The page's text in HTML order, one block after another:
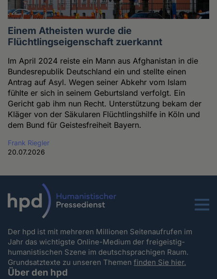
Einem Atheisten wurde die
Flüchtlingseigenschaft zuerkannt
Im April 2024 reiste ein Mann aus Afghanistan in die
Bundesrepublik Deutschland ein und stellte einen
Antrag auf Asyl. Wegen seiner Abkehr vom Islam
fühlte er sich in seinem Geburtsland verfolgt. Ein
Gericht gab ihm nun Recht. Unterstützung bekam der
Kläger von der Säkularen Flüchtlingshilfe in Köln und
dem Bund für Geistesfreiheit Bayern.
Frank Riegler
20.07.2026
Menu
Der hpd ist mit mehreren Millionen Seitenaufrufen im
Jahr das wichtigste Online-Medium der freigeistig-
humanistischen Szene im deutschsprachigen Raum.
Grundsatztexte zu unseren Themenfinden Sie hier.
Über den hpd